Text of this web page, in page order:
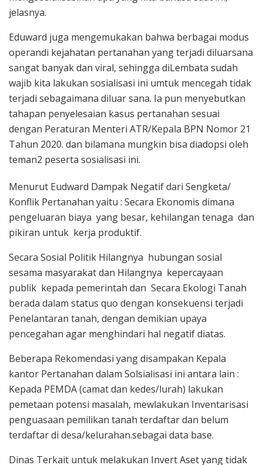
jelasnya.
Eduward juga mengemukakan bahwa berbagai modus
operandi kejahatan pertanahan yang terjadi diluarsana
sangat banyak dan viral, sehingga diLembata sudah
wajib kita lakukan sosialisasi ini umtuk mencegah tidak
terjadi sebagaimana diluar sana. Ia pun menyebutkan
tahapan penyelesaian kasus pertanahan sesuai
dengan Peraturan Menteri ATR/Kepala BPN Nomor 21
Tahun 2020. dan bilamana mungkin bisa diadopsi oleh
teman2 peserta sosialisasi ini.
Menurut Eudward Dampak Negatif dari Sengketa/
Konflik Pertanahan yaitu : Secara Ekonomis dimana
pengeluaran biaya yang besar, kehilangan tenaga dan
pikiran untuk kerja produktif.
Secara Sosial Politik Hilangnya hubungan sosial
sesama masyarakat dan Hilangnya kepercayaan
publik kepada pemerintah dan Secara Ekologi Tanah
berada dalam status quo dengan konsekuensi terjadi
Penelantaran tanah, dengan demikian upaya
pencegahan agar menghindari hal negatif diatas.
Beberapa Rekomendasi yang disampakan Kepala
kantor Pertanahan dalam Solsialisasi ini antara lain :
Kepada PEMDA (camat dan kedes/lurah) lakukan
pemetaan potensi masalah, mewlakukan Inventarisasi
penguasaan pemilikan tanah terdaftar dan belum
terdaftar di desa/kelurahan.sebagai data base.
Dinas Terkait untuk melakukan Invert Aset yang tidak